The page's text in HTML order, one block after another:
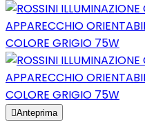
Anteprima